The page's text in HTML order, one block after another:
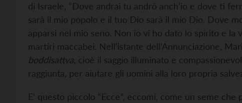
di Israele, “Dove andrai tu andrò anch’io e dove ti
sarà il mio popolo e il tuo Dio sarà il mio Dio. Dove
apparsi nel mio seno. Non io vi ho dato lo spirito e
martiri maccabei. Nell’istante dell’Annunciazione,
boddisattva, cioè il saggio illuminato e
raggiunta, per aiutare gli uomini alla loro propria
E’ questo piccolo “Ecce”, eccomi, come un seme